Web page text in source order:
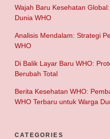
Wajah Baru Kesehatan
Dunia WHO
Analisis Mendalam: Strategi
WHO
Di Balik Layar Baru WHO:
Berubah Total
Berita Kesehatan WHO:
WHO Terbaru untuk Warga
CATEGORIES